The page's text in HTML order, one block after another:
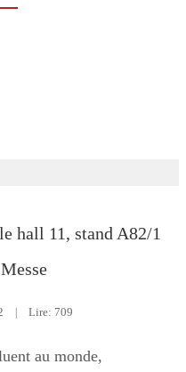
hall 11, stand A82/1
| Lire: 709
au monde,